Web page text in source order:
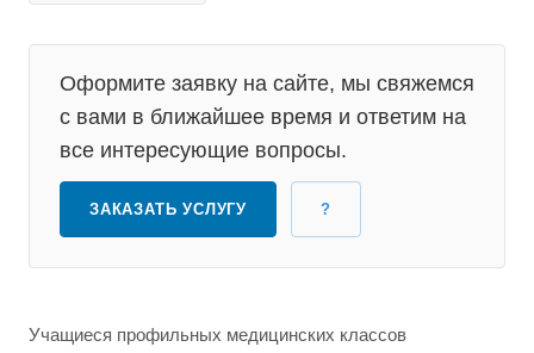
Оформите заявку на сайте, мы свяжемся
с вами в ближайшее время и ответим на
все интересующие вопросы.
ЗАКАЗАТЬ УСЛУГУ ?
Учащиеся профильных медицинских классов